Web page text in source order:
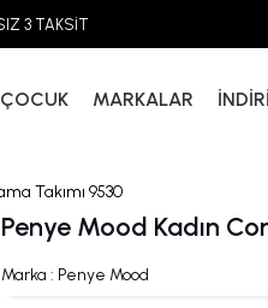
3 TAKSİT
ÇOCUK MARKALAR
Takımı 9530
Penye Mood Kadın
Marka : Penye Mood